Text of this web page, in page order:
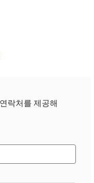
락처를 제공해